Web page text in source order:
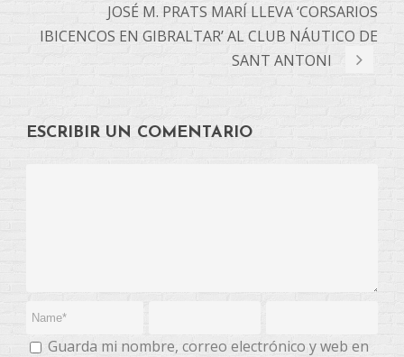
JOSÉ M. PRATS MARÍ LLEVA ‘CORSARIOS
IBICENCOS EN GIBRALTAR’ AL CLUB NÁUTICO DE
SANT ANTONI
ESCRIBIR UN COMENTARIO
Guarda mi nombre, correo electrónico y web en